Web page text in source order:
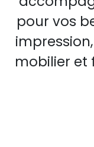
pour vos
mobilier et